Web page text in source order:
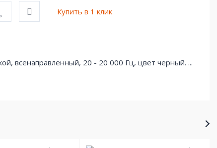
Купить в 1 клик
всенаправленный, 20 - 20 000 Гц, цвет черный. ...